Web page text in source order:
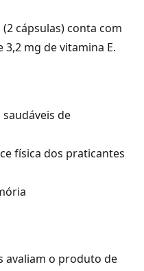
cápsulas) conta com
3,2 mg de vitamina E.
de
física dos praticantes
avaliam o produto de